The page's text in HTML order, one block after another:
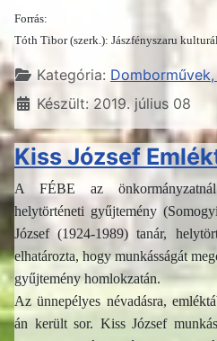
Forrás:
Tóth Tibor (szerk.): Jászfényszaru
Részletek
Kategória:
Készült: 2019. július 08
Kiss József
A FÉBE az
helytörténeti gyűjtemény
József (1924-1989) tanár,
elhatározta, hogy munkásságát
gyűjtemény homlokzatán.
Az ünnepélyes névadásra,
án került sor. Kiss József